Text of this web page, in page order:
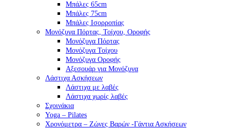
Μπάλες 65cm
Μπάλες 75cm
Μπάλες Ισορροπίας
Μονόζυγα Πόρτας, Τοίχου, Οροφής
Μονόζυγα Πόρτας
Μονόζυγα Τοίχου
Μονόζυγα Οροφής
Αξεσουάρ για Μονόζυγα
Λάστιχα Ασκήσεων
Λάστιχα με λαβές
Λάστιχα χωρίς λαβές
Σχοινάκια
Yoga – Pilates
Χρονόμετρα – Ζώνες Βαρών -Γάντια Ασκήσεων